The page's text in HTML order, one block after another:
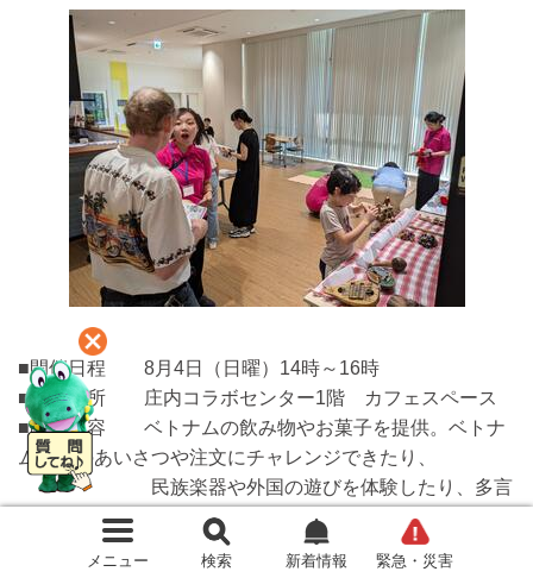
メニュー 検索 新着情報 緊急・災害
■開催日程 8月4日（日曜）14時～16時
■開催場所 庄内コラボセンター1階 カフェスペース
■開催内容 ベトナムの飲み物やお菓子を提供。ベトナ
ム語でのあいさつや注文にチャレンジできたり、
民族楽器や外国の遊びを体験したり、多言
語の絵本を読むことができるコーナーを提供。
■参加人数 80～90人